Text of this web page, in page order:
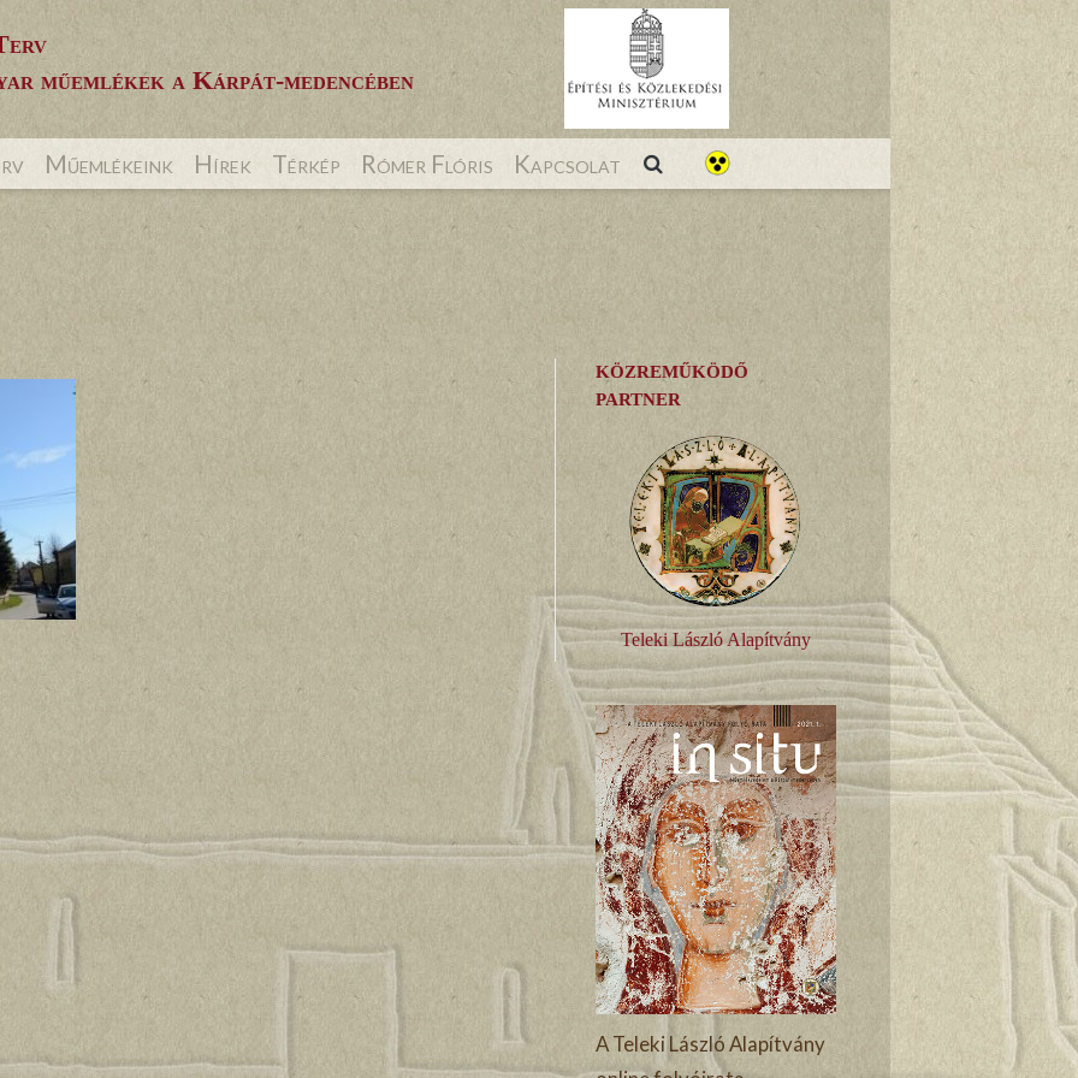
műemlékek a Kárpát-medencében
Műemlékeink Hírek Térkép Rómer Flóris Kapcsolat
KÖZREMŰKÖDŐ
PARTNER
Teleki László Alapítvány
A Teleki László Alapítvány